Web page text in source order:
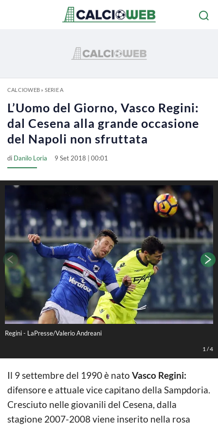
CALCIOWEB» SERIE A
L’Uomo del Giorno, Vasco Regini:
dal Cesena alla grande occasione
del Napoli non sfruttata
di Danilo Loria 9 Set 2018 | 00:01
Regini - LaPresse/Valerio Andreani
1 /4
Il 9 settembre del 1990 è nato Vasco Regini:
difensore e attuale vice capitano della Sampdoria.
Cresciuto nelle giovanili del Cesena, dalla
stagione 2007-2008 viene inserito nella rosa